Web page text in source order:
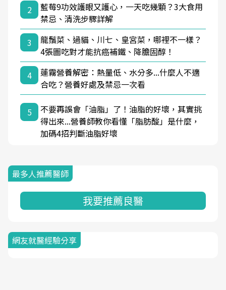
2
藍莓9功效護眼又護心，一天吃幾顆？3大食用
禁忌、清洗步驟詳解
3
龍鬚菜、過貓、川七、皇宮菜，哪裡不一樣？
4張圖吃對才能抗癌補鐵、降膽固醇！
4
蓮霧營養解密：熱量低、水分多...什麼人不適
合吃？營養好處及禁忌一次看
5
不要再誤會「油脂」了！油脂的好壞，其實挑
得出來...營養師教你看懂「脂肪酸」是什麼，
加碼4招判斷油脂好壞
最多人推薦醫師
我要推薦良醫
網友就醫經驗分享